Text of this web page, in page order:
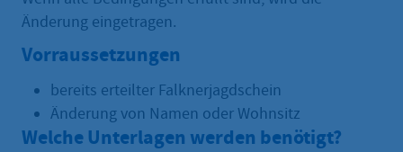
Änderung eingetragen.
Vorraussetzungen
bereits erteilter Falknerjagdschein
Änderung von Namen oder Wohnsitz
Welche Unterlagen werden benötigt?